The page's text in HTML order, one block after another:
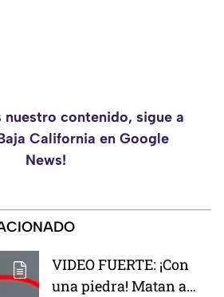
nuestro contenido, sigue a
California en Google
News!
VIDEO FUERTE: ¡Con
una piedra! Matan a